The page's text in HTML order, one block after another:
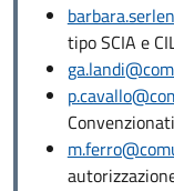
tipo SCIA e
Convenzionati